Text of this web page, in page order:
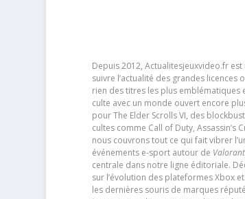
Depuis 2012, Actualitesjeuxvideo.fr
suivre l’actualité des grandes
rien des titres les plus emblématiques
culte avec un monde ouvert encore
pour The Elder Scrolls VI, des
cultes comme Call of Duty,
nous couvrons tout ce qui fait vibrer
événements e-sport autour de Valorant
centrale dans notre ligne éditoriale.
sur l’évolution des plateformes Xbox
les dernières souris de marques